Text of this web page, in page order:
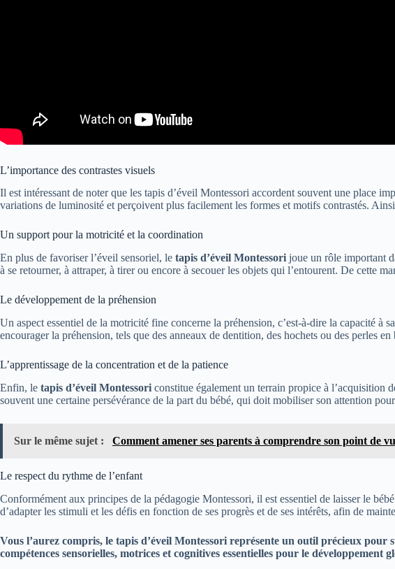
L’importance des contrastes visuels
Il est intéressant de noter que les tapis d’éveil Montessori accordent souvent une place
variations de luminosité et perçoivent plus facilement les formes et motifs contrastés.
Un support pour la motricité et la coordination
En plus de favoriser l’éveil sensoriel, le tapis d’éveil Montessori joue un rôle important
à se retourner, à attraper, à tirer ou encore à secouer les objets qui l’entourent. De cette
Le développement de la préhension
Un aspect essentiel de la motricité fine concerne la préhension, c’est-à-dire la capacité
encourager la préhension, tels que des anneaux de dentition, des hochets ou des perles
L’apprentissage de la concentration et de la patience
Enfin, le tapis d’éveil Montessori constitue également un terrain propice à l’acquisition
souvent une certaine persévérance de la part du bébé, qui doit mobiliser son attention
Sur le même sujet : Comment amener ses parents à comprendre son point de
Le respect du rythme de l’enfant
Conformément aux principes de la pédagogie Montessori, il est essentiel de laisser le
d’adapter les stimuli et les défis en fonction de ses progrès et de ses intérêts, afin de
Vous l’aurez compris, le tapis d’éveil Montessori représente un outil précieux pour
compétences sensorielles, motrices et cognitives essentielles pour le développement